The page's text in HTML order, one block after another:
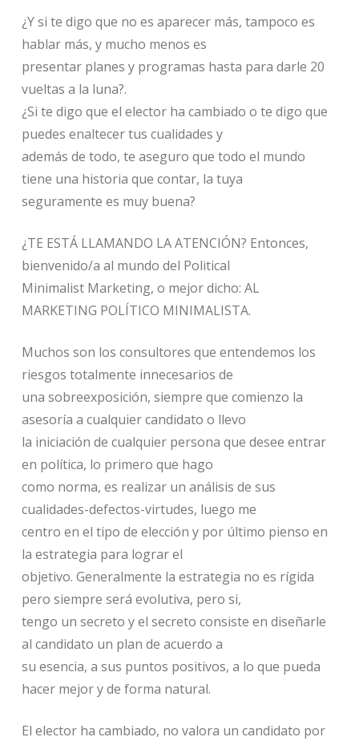
¿Y si te digo que no es aparecer más, tampoco es
hablar más, y mucho menos es
presentar planes y programas hasta para darle 20
vueltas a la luna?.
¿Si te digo que el elector ha cambiado o te digo que
puedes enaltecer tus cualidades y
además de todo, te aseguro que todo el mundo
tiene una historia que contar, la tuya
seguramente es muy buena?
¿TE ESTÁ LLAMANDO LA ATENCIÓN? Entonces,
bienvenido/a al mundo del Political
Minimalist Marketing, o mejor dicho: AL
MARKETING POLÍTICO MINIMALISTA.
Muchos son los consultores que entendemos los
riesgos totalmente innecesarios de
una sobreexposición, siempre que comienzo la
asesoría a cualquier candidato o llevo
la iniciación de cualquier persona que desee entrar
en política, lo primero que hago
como norma, es realizar un análisis de sus
cualidades-defectos-virtudes, luego me
centro en el tipo de elección y por último pienso en
la estrategia para lograr el
objetivo. Generalmente la estrategia no es rígida
pero siempre será evolutiva, pero si,
tengo un secreto y el secreto consiste en diseñarle
al candidato un plan de acuerdo a
su esencia, a sus puntos positivos, a lo que pueda
hacer mejor y de forma natural.
El elector ha cambiado, no valora un candidato por